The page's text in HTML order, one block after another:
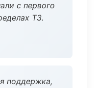
с первого
ТЗ.
поддержка,